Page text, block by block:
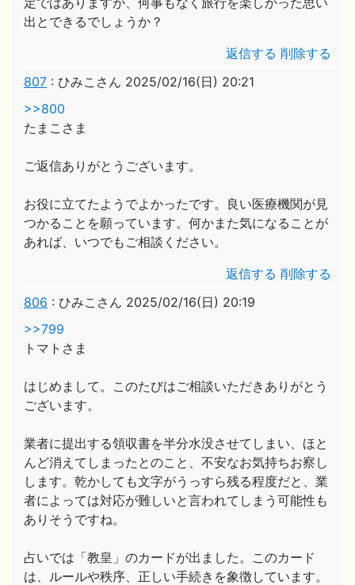
出とできるでしょうか？
返信する 削除する
807 : ひみこさん 2025/02/16(日) 20:21
>>800
たまこさま
ご返信ありがとうございます。
お役に立てたようでよかったです。良い医療機関が見
つかることを願っています。何かまた気になることが
あれば、いつでもご相談ください。
返信する 削除する
806 : ひみこさん 2025/02/16(日) 20:19
>>799
トマトさま
はじめまして。このたびはご相談いただきありがとう
ございます。
業者に提出する領収書を半分水没させてしまい、ほと
んど消えてしまったとのこと、不安なお気持ちお察し
します。乾かしても文字がうっすら残る程度だと、業
者によっては対応が難しいと言われてしまう可能性も
ありそうですね。
占いでは「教皇」のカードが出ました。このカード
は、ルールや秩序、正しい手続きを象徴しています。